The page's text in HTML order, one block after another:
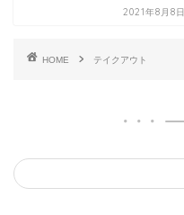
2021年8月8日
HOME テイクアウト